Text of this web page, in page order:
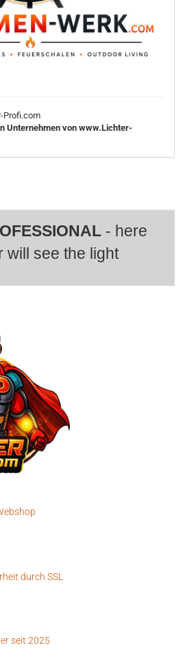
Profi.com
Unternehmen von www.Lichter-
- here
will see the light
durch SSL
seit 2025